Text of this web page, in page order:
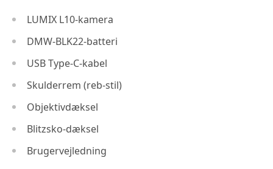
LUMIX L10-kamera
DMW-BLK22-batteri
USB Type-C-kabel
Skulderrem (reb-stil)
Objektivdæksel
Blitzsko-dæksel
Brugervejledning